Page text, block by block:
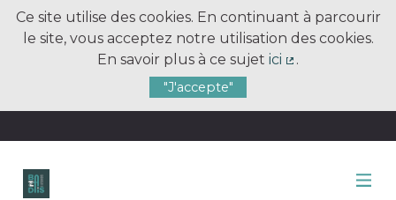
Ce site utilise des cookies. En continuant à parcourir
le site, vous acceptez notre utilisation des cookies.
En savoir plus à ce sujet ici
.
"J'accepte"